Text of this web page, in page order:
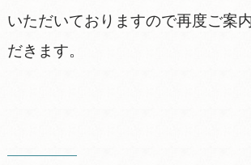
いただいておりますので再度ご案
だきます。